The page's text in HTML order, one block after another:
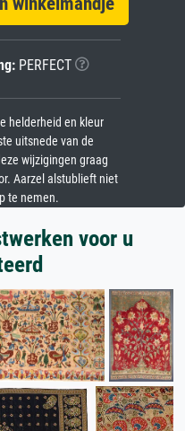
PERFECT
helderheid en kleur
uitsnede van de
wijzigingen graag
Aarzel alstublieft niet
te nemen.
voor u